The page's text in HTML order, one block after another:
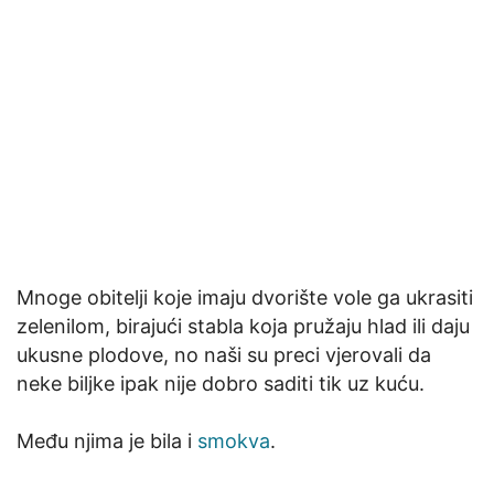
Mnoge obitelji koje imaju dvorište vole ga ukrasiti
zelenilom, birajući stabla koja pružaju hlad ili daju
ukusne plodove, no naši su preci vjerovali da
neke biljke ipak nije dobro saditi tik uz kuću.
Među njima je bila i smokva.